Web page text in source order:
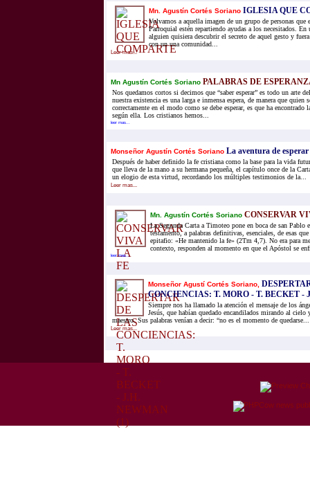
Mn. Agustín Cortés Soriano IGLESIA QUE
Volvamos a aquella imagen de un grupo de personas que
Parroquial estén repartiendo ayudas a los necesitados.
alguien quisiera descubrir el secreto de aquel gesto y
con un una comunidad...
Leer mas...
Mn Agustín Cortés Soriano PALABRAS DE
Nos quedamos cortos si decimos que “saber esperar” es todo un arte
nuestra existencia es una larga e inmensa espera, de manera que quien
correctamente en el modo como se debe esperar, es que ha encontrado
según ella. Los cristianos hemos...
leer mas...
Monseñor Agustín Cortés Soriano La aventura de esperar
Después de haber definido la fe cristiana como la base para la vida
que lleva de la mano a su hermana pequeña, el capítulo once de la
un elogio de esta virtud, recordando los múltiples testimonios de la...
Leer mas...
Mn. Agustín Cortés Soriano CONSERVAR
La Segunda Carta a Timoteo pone en boca de san Pablo
testamento, a palabras definitivas, esenciales, de esas
epitafio: «He mantenido la fe» (2Tm 4,7). No era para
contexto, responden al momento en que el Apóstol se
leer mas...
Monseñor Agustí Cortés Soriano,
CONCIENCIAS: T. MORO - T. BECKET -
Siempre nos ha llamado la atención el mensaje de los
Jesús, que habían quedado encandilados mirando al cielo
maestro. Sus palabras venían a decir: “no es el momento de quedarse...
Leer mas...